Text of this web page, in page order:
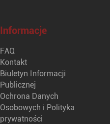
Informacje
FAQ
Kontakt
Biuletyn Informacji
Publicznej
Ochrona Danych
Osobowych i Polityka
prywatności